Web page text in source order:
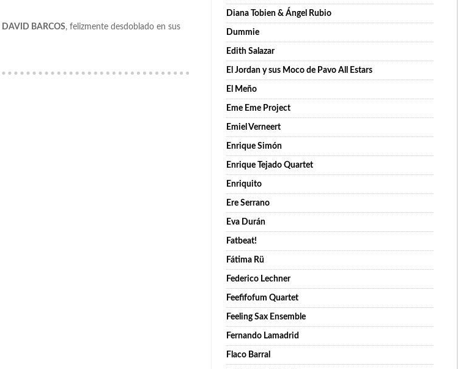
DAVID BARCOS, felizmente desdoblado en sus
Diana Tobien & Ángel Rubio
Dummie
Edith Salazar
El Jordan y sus Moco de Pavo All Estars
El Meño
Eme Eme Project
Emiel Verneert
Enrique Simón
Enrique Tejado Quartet
Enriquito
Ere Serrano
Eva Durán
Fatbeat!
Fátima Rü
Federico Lechner
Feefifofum Quartet
Feeling Sax Ensemble
Fernando Lamadrid
Flaco Barral